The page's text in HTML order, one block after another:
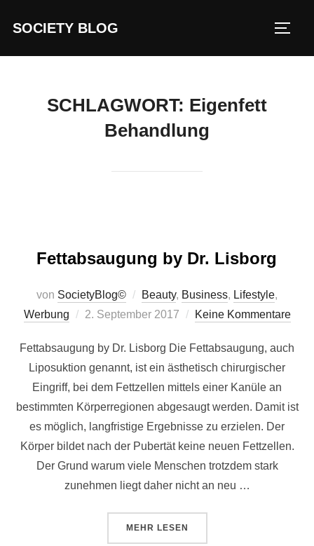
InhaltSOCIETY BLOG
SCHLAGWORT: Eigenfett
Behandlung
Fettabsaugung by Dr. Lisborg
von SocietyBlog© Beauty, Business, Lifestyle,
Werbung
Veröffentlicht
2. September 2017 Keine Kommentare
Fettabsaugung by Dr. Lisborg Die Fettabsaugung, auch
Liposuktion genannt, ist ein ästhetisch chirurgischer
Eingriff, bei dem Fettzellen mittels einer Kanüle an
bestimmten Körperregionen abgesaugt werden. Damit ist
es möglich, langfristige Ergebnisse zu erzielen. Der
Körper bildet nach der Pubertät keine neuen Fettzellen.
Der Grund warum viele Menschen trotzdem stark
zunehmen liegt daher nicht an neu …
MEHR ÜBER „FETTABSAUGUNG BY DR.
LESEN